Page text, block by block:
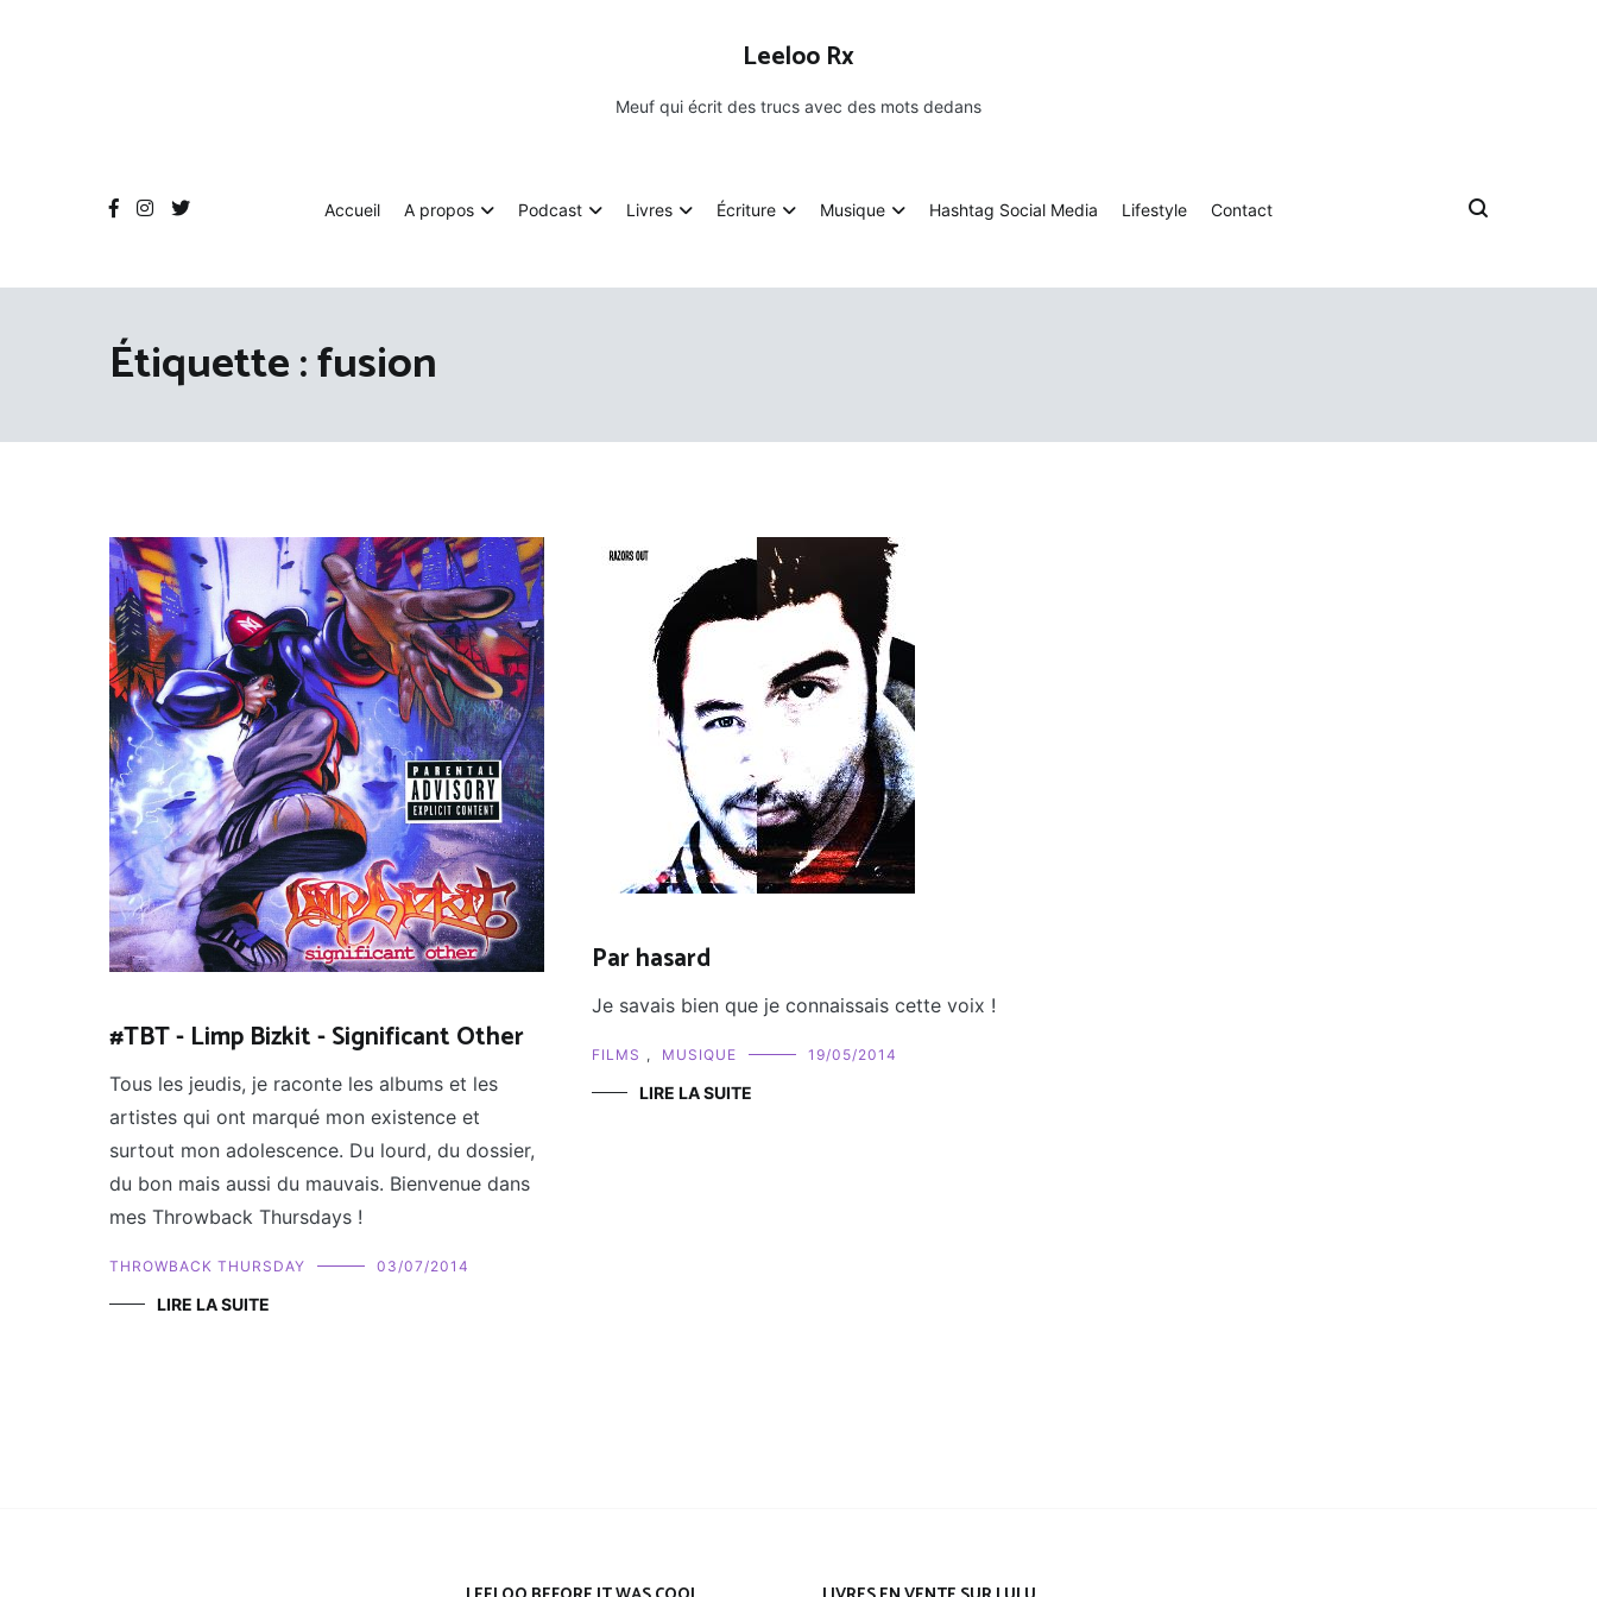
Leeloo Rx
Meuf qui écrit des trucs avec des mots dedans
Accueil A propos Podcast Livres Écriture Musique Hashtag Social Media Lifestyle Contact
Étiquette :fusion
#TBT - Limp Bizkit - Significant Other
Tous les jeudis, je raconte les albums et les
artistes qui ont marqué mon existence et
surtout mon adolescence. Du lourd, du dossier,
du bon mais aussi du mauvais. Bienvenue dans
mes Throwback Thursdays !
THROWBACK THURSDAY 03/07/2014
LIRE LA SUITE
Par hasard
Je savais bien que je connaissais cette voix !
FILMS , MUSIQUE 19/05/2014
LIRE LA SUITE